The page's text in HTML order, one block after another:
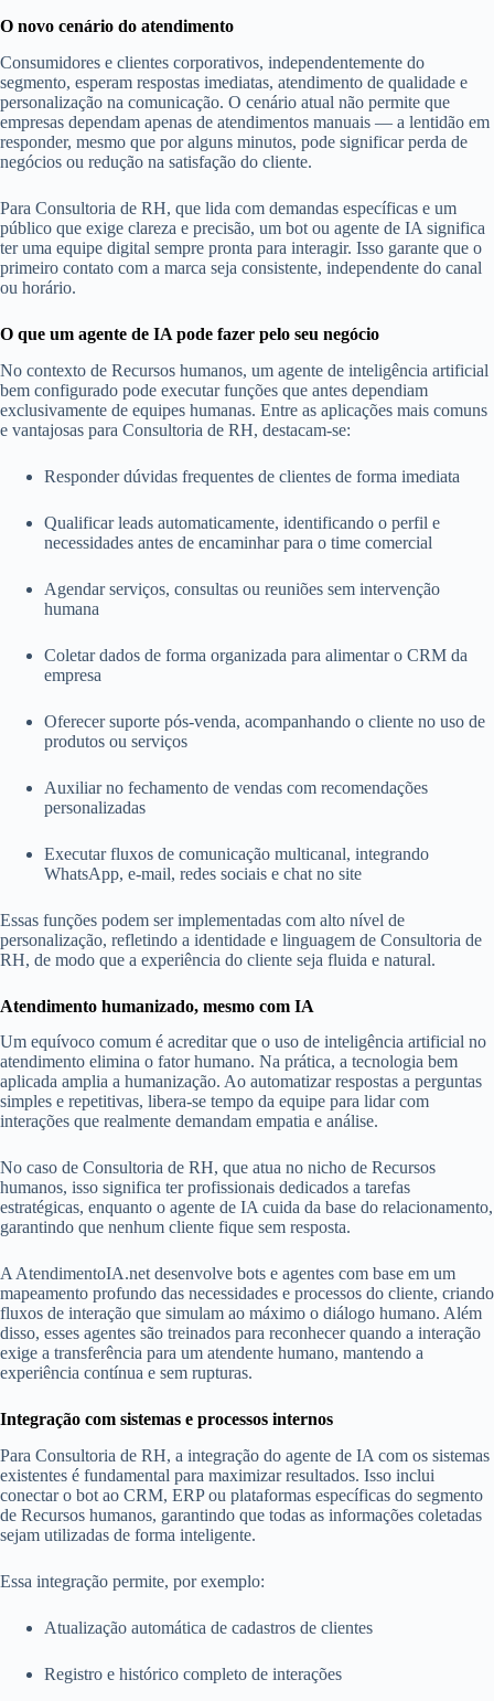
O novo cenário do atendimento
Consumidores e clientes corporativos, independentemente do
segmento, esperam respostas imediatas, atendimento de qualidade e
personalização na comunicação. O cenário atual não permite que
empresas dependam apenas de atendimentos manuais — a lentidão em
responder, mesmo que por alguns minutos, pode significar perda de
negócios ou redução na satisfação do cliente.
Para Consultoria de RH, que lida com demandas específicas e um
público que exige clareza e precisão, um bot ou agente de IA significa
ter uma equipe digital sempre pronta para interagir. Isso garante que o
primeiro contato com a marca seja consistente, independente do canal
ou horário.
O que um agente de IA pode fazer pelo seu negócio
No contexto de Recursos humanos, um agente de inteligência artificial
bem configurado pode executar funções que antes dependiam
exclusivamente de equipes humanas. Entre as aplicações mais comuns
e vantajosas para Consultoria de RH, destacam-se:
Responder dúvidas frequentes de clientes de forma imediata
Qualificar leads automaticamente, identificando o perfil e
necessidades antes de encaminhar para o time comercial
Agendar serviços, consultas ou reuniões sem intervenção
humana
Coletar dados de forma organizada para alimentar o CRM da
empresa
Oferecer suporte pós-venda, acompanhando o cliente no uso de
produtos ou serviços
Auxiliar no fechamento de vendas com recomendações
personalizadas
Executar fluxos de comunicação multicanal, integrando
WhatsApp, e-mail, redes sociais e chat no site
Essas funções podem ser implementadas com alto nível de
personalização, refletindo a identidade e linguagem de Consultoria de
RH, de modo que a experiência do cliente seja fluida e natural.
Atendimento humanizado, mesmo com IA
Um equívoco comum é acreditar que o uso de inteligência artificial no
atendimento elimina o fator humano. Na prática, a tecnologia bem
aplicada amplia a humanização. Ao automatizar respostas a perguntas
simples e repetitivas, libera-se tempo da equipe para lidar com
interações que realmente demandam empatia e análise.
No caso de Consultoria de RH, que atua no nicho de Recursos
humanos, isso significa ter profissionais dedicados a tarefas
estratégicas, enquanto o agente de IA cuida da base do relacionamento,
garantindo que nenhum cliente fique sem resposta.
A AtendimentoIA.net desenvolve bots e agentes com base em um
mapeamento profundo das necessidades e processos do cliente, criando
fluxos de interação que simulam ao máximo o diálogo humano. Além
disso, esses agentes são treinados para reconhecer quando a interação
exige a transferência para um atendente humano, mantendo a
experiência contínua e sem rupturas.
Integração com sistemas e processos internos
Para Consultoria de RH, a integração do agente de IA com os sistemas
existentes é fundamental para maximizar resultados. Isso inclui
conectar o bot ao CRM, ERP ou plataformas específicas do segmento
de Recursos humanos, garantindo que todas as informações coletadas
sejam utilizadas de forma inteligente.
Essa integração permite, por exemplo:
Atualização automática de cadastros de clientes
Registro e histórico completo de interações